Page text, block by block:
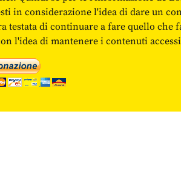
in considerazione l'idea di dare un
testata di continuare a fare quello che
l'idea di mantenere i contenuti